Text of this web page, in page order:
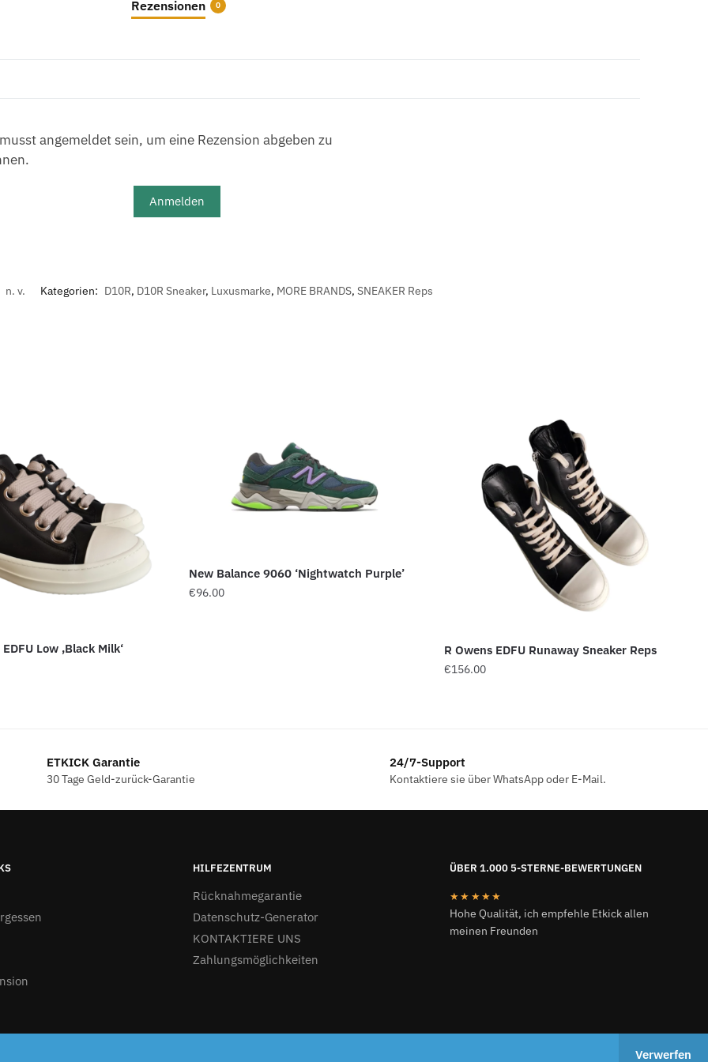
Verwerfen
Rezensionen 0
angemeldet sein, um eine Rezension abgeben zu
Anmelden
n. v. Kategorien: D10R, D10R Sneaker, Luxusmarke, MORE BRANDS, SNEAKER Reps
Low ‚Black Milk‘
New Balance 9060 ‘Nightwatch Purple’
€96.00
R Owens EDFU Runaway Sneaker Reps
€156.00
ETKICK Garantie
30 Tage Geld-zurück-Garantie
24/7-Support
Kontaktiere sie über WhatsApp oder E-Mail.
HILFEZENTRUM
Rücknahmegarantie
Datenschutz-Generator
KONTAKTIERE UNS
Zahlungsmöglichkeiten
ÜBER 1.000 5-STERNE-BEWERTUNGEN
★★★★★
Hohe Qualität, ich empfehle Etkick allen
meinen Freunden